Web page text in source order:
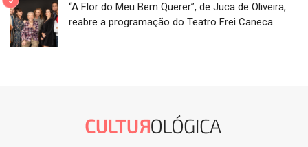
“A Flor do Meu Bem Querer”, de Juca de Oliveira,
reabre a programação do Teatro Frei Caneca